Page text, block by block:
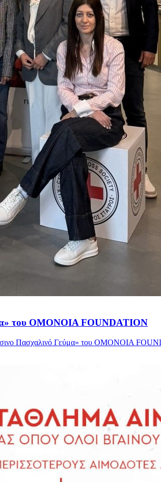
του OMONOIA FOUNDATION
Πασχαλινό Γεύμα» του OMONOIA